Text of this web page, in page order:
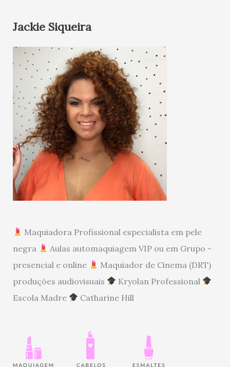
Jackie Siqueira
Maquiadora Profissional especialista em pele
negra
Aulas automaquiagem VIP ou em Grupo -
presencial e online
Maquiador de Cinema (DRT)
produções audiovisuais
Kryolan Professional
Escola Madre
Catharine Hill